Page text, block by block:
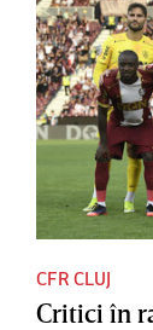
CFR CLUJ
Critici în